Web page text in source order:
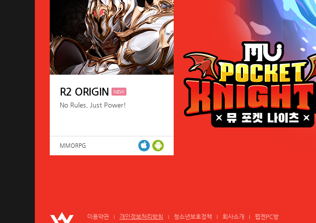
R2 ORIGIN NEW
No Rules, Just Power!
MMORPG
이용약관 개인정보처리방침 청소년보호정책 회사소개 웹젠PC방